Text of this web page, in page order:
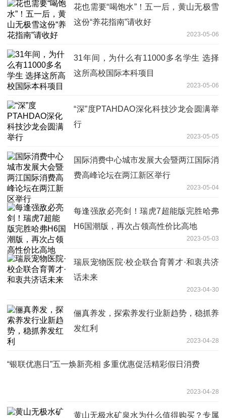
花也需要“喝饱水”！五一后，黄山无极雪
这份“养花指南”请收好
2023-05-06
31年间，为什么有11000多名学生 选择
这所高校国际本科项目
2023-05-06
“深”度PTAHDAO深化科技沙龙会圆满举
行
2023-05-05
国际消费中心城市发展大会暨两江国际消
费高峰论坛在两江新区举行
2023-05-04
每逢强敌必亮剑！瑞虎7超能版完胜哈弗
H6国潮版，再次占领高性价比高地
2023-05-03
瑞辰宠物医院·校企联合育菁才·和衷共济
话未来
2023-04-30
俪真养发，探索养发行业新趋势，稳抓养
发红利
2023-04-28
“银联优惠日”五一焕新亮相 多重优惠促活精彩假日消费
2023-04-28
黄山无极水矿泉水为什么值得购买？专属